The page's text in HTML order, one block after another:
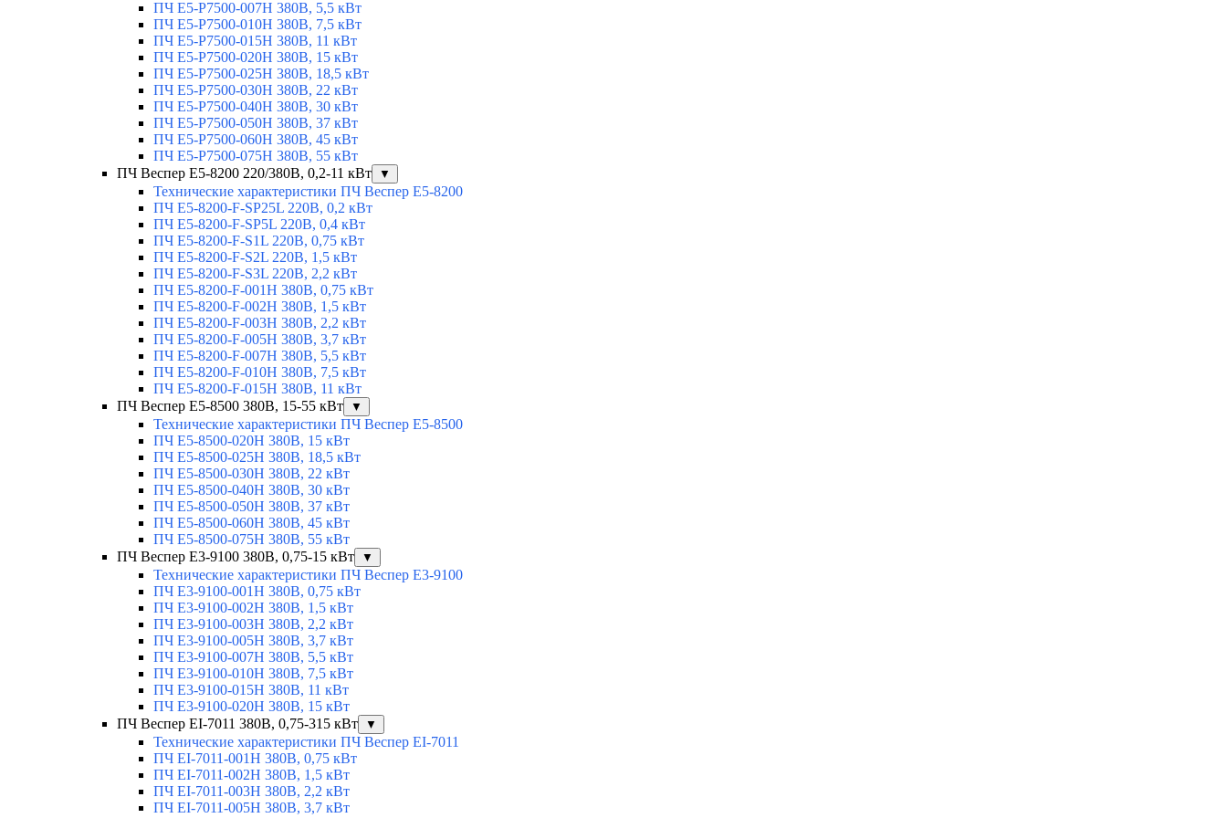
ПЧ E5-Р7500-007H 380В, 5,5 кВт
ПЧ E5-Р7500-010H 380В, 7,5 кВт
ПЧ E5-Р7500-015H 380В, 11 кВт
ПЧ E5-Р7500-020H 380В, 15 кВт
ПЧ E5-Р7500-025H 380В, 18,5 кВт
ПЧ E5-Р7500-030H 380В, 22 кВт
ПЧ E5-Р7500-040H 380В, 30 кВт
ПЧ E5-Р7500-050H 380В, 37 кВт
ПЧ E5-Р7500-060H 380В, 45 кВт
ПЧ E5-Р7500-075H 380В, 55 кВт
ПЧ Веспер E5-8200 220/380В, 0,2-11 кВт
▼
Технические характеристики ПЧ Веспер E5-8200
ПЧ E5-8200-F-SP25L 220В, 0,2 кВт
ПЧ E5-8200-F-SP5L 220В, 0,4 кВт
ПЧ E5-8200-F-S1L 220В, 0,75 кВт
ПЧ E5-8200-F-S2L 220В, 1,5 кВт
ПЧ E5-8200-F-S3L 220В, 2,2 кВт
ПЧ E5-8200-F-001H 380В, 0,75 кВт
ПЧ E5-8200-F-002H 380В, 1,5 кВт
ПЧ E5-8200-F-003H 380В, 2,2 кВт
ПЧ E5-8200-F-005H 380В, 3,7 кВт
ПЧ E5-8200-F-007H 380В, 5,5 кВт
ПЧ E5-8200-F-010H 380В, 7,5 кВт
ПЧ E5-8200-F-015H 380В, 11 кВт
ПЧ Веспер E5-8500 380В, 15-55 кВт
▼
Технические характеристики ПЧ Веспер E5-8500
ПЧ E5-8500-020H 380В, 15 кВт
ПЧ E5-8500-025H 380В, 18,5 кВт
ПЧ E5-8500-030H 380В, 22 кВт
ПЧ E5-8500-040H 380В, 30 кВт
ПЧ E5-8500-050H 380В, 37 кВт
ПЧ E5-8500-060H 380В, 45 кВт
ПЧ E5-8500-075H 380В, 55 кВт
ПЧ Веспер E3-9100 380В, 0,75-15 кВт
▼
Технические характеристики ПЧ Веспер E3-9100
ПЧ E3-9100-001H 380В, 0,75 кВт
ПЧ E3-9100-002H 380В, 1,5 кВт
ПЧ E3-9100-003H 380В, 2,2 кВт
ПЧ E3-9100-005H 380В, 3,7 кВт
ПЧ E3-9100-007H 380В, 5,5 кВт
ПЧ E3-9100-010H 380В, 7,5 кВт
ПЧ E3-9100-015H 380В, 11 кВт
ПЧ E3-9100-020H 380В, 15 кВт
ПЧ Веспер EI-7011 380В, 0,75-315 кВт
▼
Технические характеристики ПЧ Веспер EI-7011
ПЧ EI-7011-001H 380В, 0,75 кВт
ПЧ EI-7011-002H 380В, 1,5 кВт
ПЧ EI-7011-003H 380В, 2,2 кВт
ПЧ EI-7011-005H 380В, 3,7 кВт